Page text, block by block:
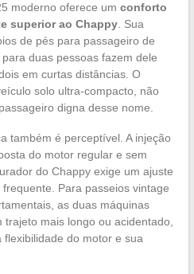
moderno oferece um conforto
superior ao Chappy. Sua
de pés para passageiro de
duas pessoas fazem dele
em curtas distâncias. O
solo ultra-compacto, não
digna desse nome.
também é perceptível. A injeção
do motor regular e sem
do Chappy exige um ajuste
Para passeios vintage
as duas máquinas
mais longo ou acidentado,
do motor e sua